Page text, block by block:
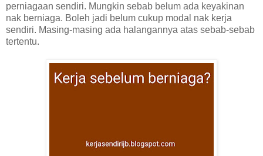
perniagaan sendiri. Mungkin sebab belum ada keyakinan
nak berniaga. Boleh jadi belum cukup modal nak kerja
sendiri. Masing-masing ada halangannya atas sebab-sebab
tertentu.